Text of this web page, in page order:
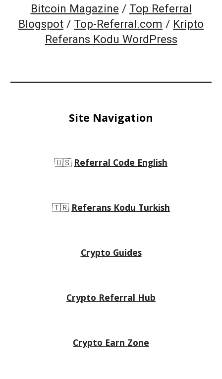
Bitcoin Magazine / Top Referral
Blogspot / Top-Referral.com / Kripto
Referans Kodu WordPress
Site Navigation
🇺🇸 Referral Code English
🇹🇷 Referans Kodu Turkish
Crypto Guides
Crypto Referral Hub
Crypto Earn Zone